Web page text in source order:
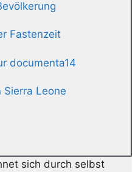
Fastenzeit
documenta14
Sierra Leone
sich durch selbst